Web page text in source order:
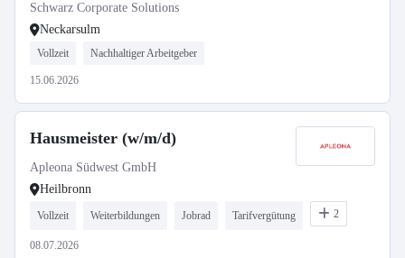
Schwarz Corporate Solutions
Neckarsulm
Vollzeit Nachhaltiger Arbeitgeber
15.06.2026
Hausmeister (w/m/d)
Apleona Südwest GmbH
Heilbronn
Vollzeit Weiterbildungen Jobrad Tarifvergütung 2
08.07.2026